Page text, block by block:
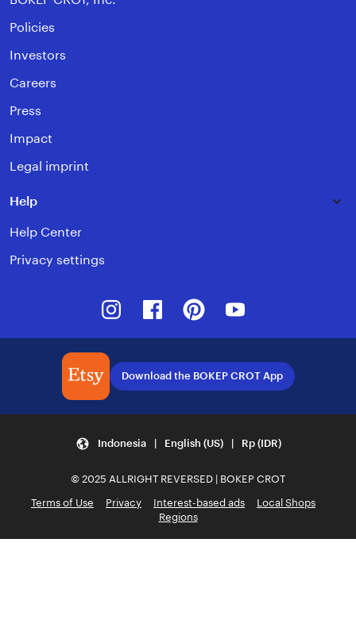
Policies
Investors
Careers
Press
Impact
Legal imprint
Help
Help Center
Privacy settings
InstagramFacebookPinterest
Download the BOKEP CROT App
Indonesia | English (US) | Rp (IDR)
© 2025 ALLRIGHT REVERSED | BOKEP CROT
Terms of Use
Privacy Interest-based ads
Local Shops
Regions